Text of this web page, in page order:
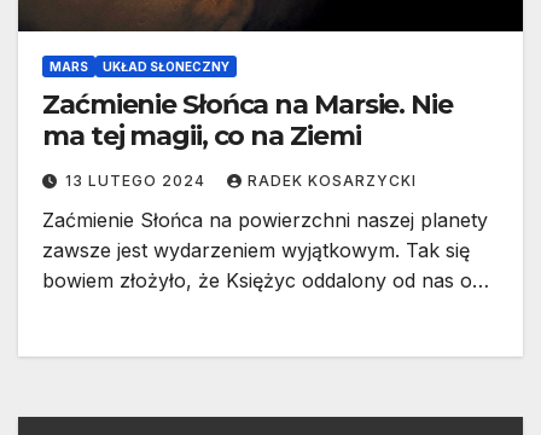
MARS UKŁAD SŁONECZNY
Zaćmienie Słońca na Marsie. Nie
ma tej magii, co na Ziemi
13 LUTEGO 2024 RADEK KOSARZYCKI
Zaćmienie Słońca na powierzchni naszej planety
zawsze jest wydarzeniem wyjątkowym. Tak się
bowiem złożyło, że Księżyc oddalony od nas o…